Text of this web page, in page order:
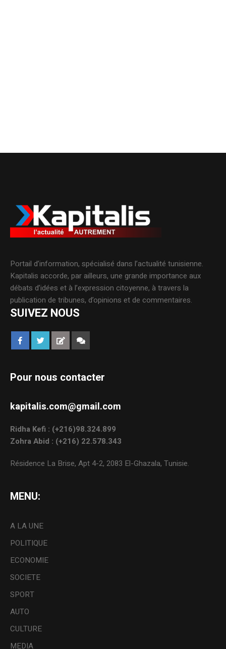
Portail d’information, spécialisé dans l’actualité tunisienne.
Kapitalis accorde, par ailleurs, une grande importance aux
débats d’idées et à l’expression citoyenne, à travers la
publication de tribunes, d’opinions et de commentaires.
SUIVEZ NOUS
Pour nous contacter
kapitalis.com@gmail.com
Ridha Kefi : (+216)98.324.899
Zohra Abid : (+216) 22.578.343
Résidence La Brise, Apt 4-2, 2083 El-Ghazala, Tunisie.
MENU:
A LA UNE
POLITIQUE
ECONOMIE
SOCIETE
SPORT
AUTO
CULTURE
MEDIA